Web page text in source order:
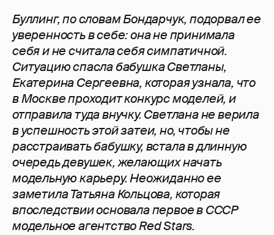
Буллинг, по словам Бондарчук, подорвал ее
уверенность в себе: она не принимала
себя и не считала себя симпатичной.
Ситуацию спасла бабушка Светланы,
Екатерина Сергеевна, которая узнала, что
в Москве проходит конкурс моделей, и
отправила туда внучку. Светлана не верила
в успешность этой затеи, но, чтобы не
расстраивать бабушку, встала в длинную
очередь девушек, желающих начать
модельную карьеру. Неожиданно ее
заметила Татьяна Кольцова, которая
впоследствии основала первое в СССР
модельное агентство Red Stars.